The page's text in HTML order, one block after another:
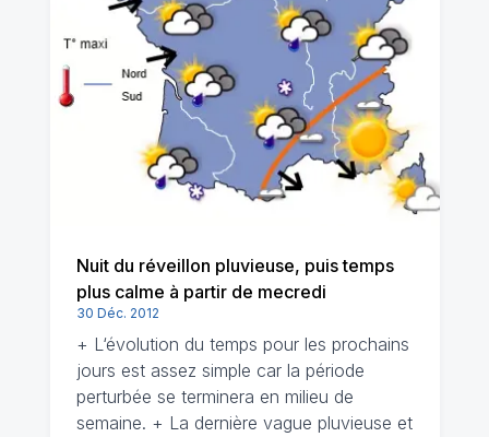
Nuit du réveillon pluvieuse, puis temps
plus calme à partir de mecredi
30 Déc. 2012
+ L‘évolution du temps pour les prochains
jours est assez simple car la période
perturbée se terminera en milieu de
semaine. + La dernière vague pluvieuse et